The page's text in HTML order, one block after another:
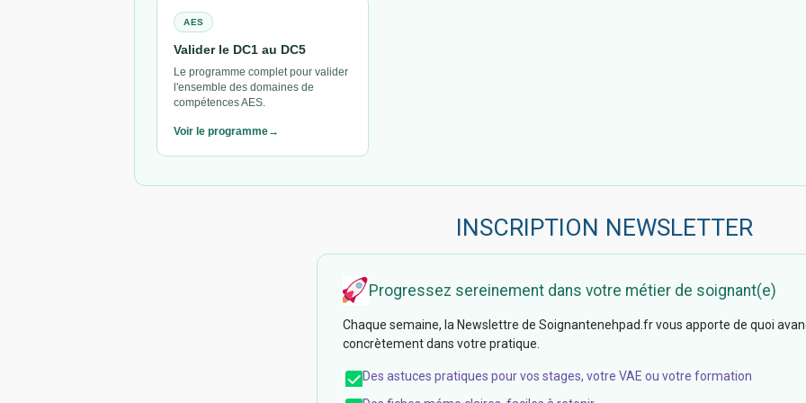
AES
Valider le DC1 au DC5
Le programme complet pour valider
l'ensemble des domaines de
compétences AES.
Voir le programme
INSCRIPTION NEWSLETTER
Progressez sereinement dans votre métier de soignant(e)
Chaque semaine, la Newslettre de Soignantenehpad.fr vous apporte de quoi
concrètement dans votre pratique.
Des astuces pratiques pour vos stages, votre VAE ou votre formation